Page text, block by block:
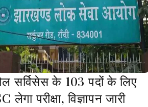
सर्विसेस के 103 पदों के लिए
लेगा परीक्षा, विज्ञापन जारी